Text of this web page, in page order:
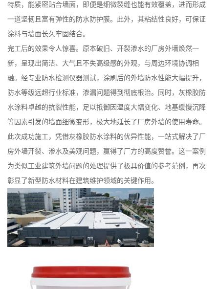
特质，能紧密贴合墙面，即便是细微裂缝也能有效覆盖，进而形成
一道坚韧且富有弹性的防水防护膜。此外，其粘结性良好，可保证
涂料与墙面长久牢固结合。
完工后的效果令人惊喜。原本破旧、开裂渗水的厂房外墙焕然一
新，呈现出简洁、大气且不失高级感的外观，与周边环境协调相
融。经专业防水检测仪器测试，涂刷后的外墙防水性能大幅提升，
防水等级远超行业标准，渗漏问题得到彻底根治。同时，灰橡胶防
水涂料卓越的抗裂性能，足以抵御因温度大幅变化、地基缓慢沉降
等因素引发的墙面细微变形，极大地延长了厂房外墙的使用寿命。
此次成功施工，凭借灰橡胶防水涂料的优异性能，一站式解决了厂
房外墙开裂、渗水及美观问题，赢得了厂方的高度赞誉。这一案例
为类似工业建筑外墙问题的处理提供了极具价值的参考范例，再次
彰显了新型防水材料在建筑维护领域的关键作用。